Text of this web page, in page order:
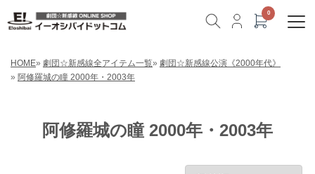
HOME» 劇団☆新感線全アイテム一覧» 劇団☆新感線公演《2000年代》
» 阿修羅城の瞳 2000年・2003年
阿修羅城の瞳 2000年・2003年